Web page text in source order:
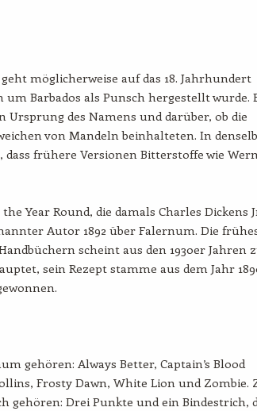
möglicherweise auf das 18. Jahrhundert
Barbados als Punsch hergestellt wurde.
des Namens und darüber, ob die
von Mandeln beinhalteten. In
dass frühere Versionen Bitterstoffe wie
Year Round, die damals Charles Dickens
Autor 1892 über Falernum. Die
scheint aus den 1930er Jahren
sein Rezept stamme aus dem Jahr
gehören: Always Better, Captain’s Blood
Frosty Dawn, White Lion und Zombie.
gehören: Drei Punkte und ein Bindestrich,